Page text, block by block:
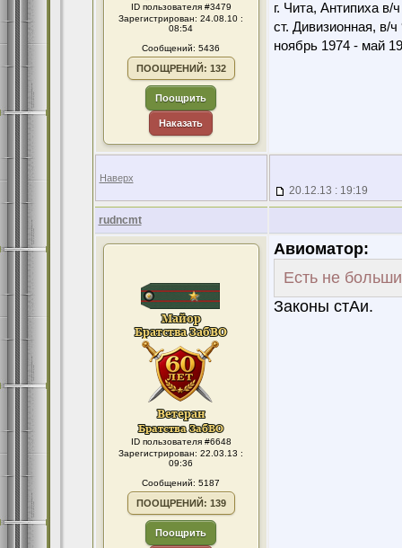
ID пользователя #3479
Зарегистрирован: 24.08.10 :
08:54
Сообщений: 5436
ПООЩРЕНИЙ: 132
Поощрить
Наказать
г. Чита, Антипиха в/
ст. Дивизионная, в/ч
ноябрь 1974 - май
Наверх
20.12.13 : 19:19
rudncmt
ID пользователя #6648
Зарегистрирован: 22.03.13 :
09:36
Сообщений: 5187
ПООЩРЕНИЙ: 139
Поощрить
Авиоматор:
Есть не
Законы стАи.